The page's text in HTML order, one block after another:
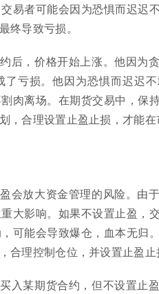
易者可能会因为恐惧而迟迟
终导致亏损。
后，价格开始上涨。他因为
亏损。他因为恐惧而迟迟
肉离场。在期货交易中，保
，合理设置止盈止损，才能在
会放大资金管理的风险。由
大影响。如果不设置止盈，
可能会导致爆仓，血本无归
合理控制仓位，并设置止盈止
入某期货合约，但不设置止